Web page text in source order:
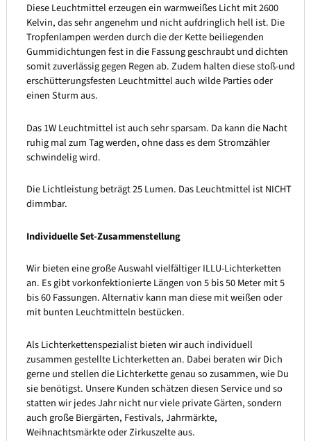
Diese Leuchtmittel erzeugen ein warmweißes Licht mit 2600
Kelvin, das sehr angenehm und nicht aufdringlich hell ist. Die
Tropfenlampen werden durch die der Kette beiliegenden
Gummidichtungen fest in die Fassung geschraubt und dichten
somit zuverlässig gegen Regen ab. Zudem halten diese stoß-und
erschütterungsfesten Leuchtmittel auch wilde Parties oder
einen Sturm aus.
Das 1W Leuchtmittel ist auch sehr sparsam. Da kann die Nacht
ruhig mal zum Tag werden, ohne dass es dem Stromzähler
schwindelig wird.
Die Lichtleistung beträgt 25 Lumen. Das Leuchtmittel ist NICHT
dimmbar.
Individuelle Set-Zusammenstellung
Wir bieten eine große Auswahl vielfältiger ILLU-Lichterketten
an. Es gibt vorkonfektionierte Längen von 5 bis 50 Meter mit 5
bis 60 Fassungen. Alternativ kann man diese mit weißen oder
mit bunten Leuchtmitteln bestücken.
Als Lichterkettenspezialist bieten wir auch individuell
zusammen gestellte Lichterketten an. Dabei beraten wir Dich
gerne und stellen die Lichterkette genau so zusammen, wie Du
sie benötigst. Unsere Kunden schätzen diesen Service und so
statten wir jedes Jahr nicht nur viele private Gärten, sondern
auch große Biergärten, Festivals, Jahrmärkte,
Weihnachtsmärkte oder Zirkuszelte aus.